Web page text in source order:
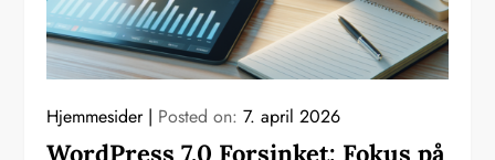
Hjemmesider Posted on:7. april 2026
WordPress 7.0 Forsinket: Fokus på